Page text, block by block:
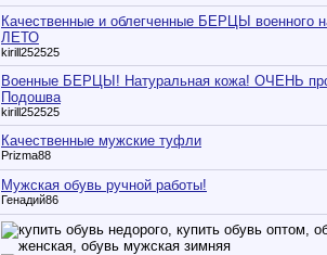
Качественные и облегченные БЕРЦЫ военного
ЛЕТО
kirill252525
Военные БЕРЦЫ! Натуральная кожа! ОЧЕНЬ
Подошва
kirill252525
Качественные мужские туфли
Prizma88
Мужская обувь ручной работы!
Генадий86